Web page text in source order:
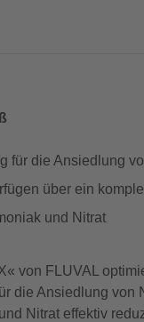
für die Ansiedlung
über ein
und Nitrat
von FLUVAL
die Ansiedlung
Nitrat effektiv